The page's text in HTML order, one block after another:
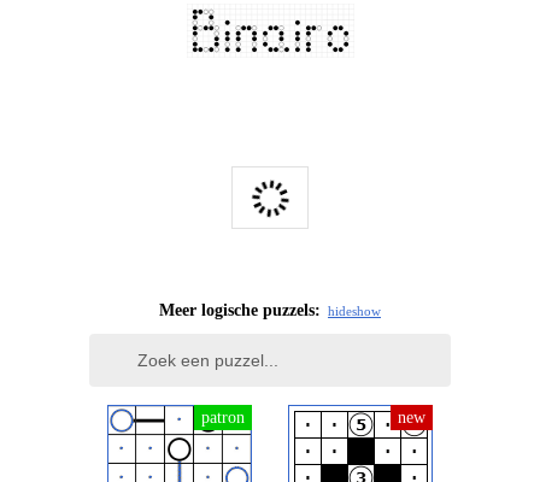
Meer logische puzzels: hideshow